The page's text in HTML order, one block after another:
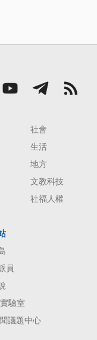
社會
生活
地方
文教科技
社福人權
員
驗室
議題中心